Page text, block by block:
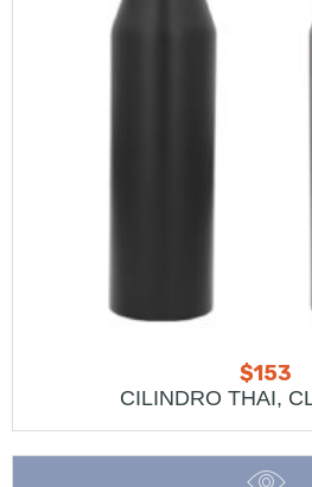
$153
CILINDRO THAI,